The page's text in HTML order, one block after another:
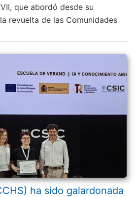
que abordó desde su
revuelta de las Comunidades
ha sido galardonada